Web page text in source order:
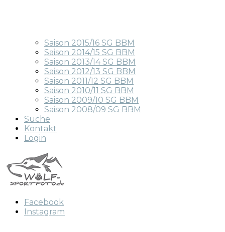
Saison 2015/16 SG BBM
Saison 2014/15 SG BBM
Saison 2013/14 SG BBM
Saison 2012/13 SG BBM
Saison 2011/12 SG BBM
Saison 2010/11 SG BBM
Saison 2009/10 SG BBM
Saison 2008/09 SG BBM
Suche
Kontakt
Login
Facebook
Instagram